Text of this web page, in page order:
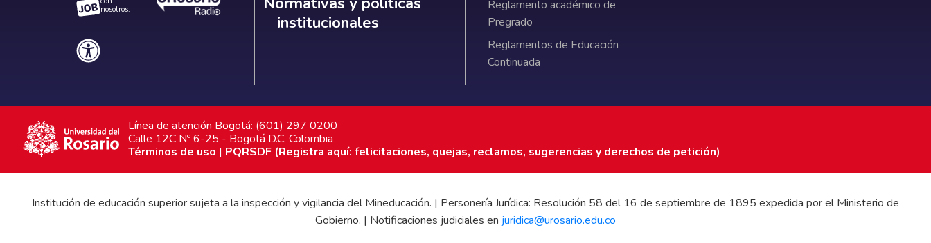
nosotros.
institucionales
Reglamento académico de
Pregrado
Reglamentos de Educación
Continuada
Línea de atención Bogotá: (601) 297 0200
Calle 12C Nº 6-25 - Bogotá D.C. Colombia
Términos de uso | PQRSDF (Registra aquí: felicitaciones, quejas, reclamos, sugerencias y derechos de petición)
Institución de educación superior sujeta a la inspección y vigilancia del Mineducación. | Personería Jurídica: Resolución 58 del 16 de septiembre de 1895 expedida por el Ministerio de
Gobierno. | Notificaciones judiciales en juridica@urosario.edu.co